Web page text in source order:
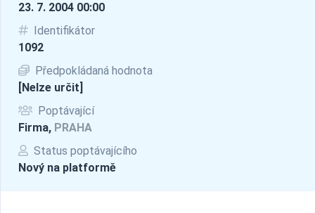
23. 7. 2004 00:00
Identifikátor
1092
Předpokládaná hodnota
[Nelze určit]
Poptávající
Firma, PRAHA
Status poptávajícího
Nový na platformě